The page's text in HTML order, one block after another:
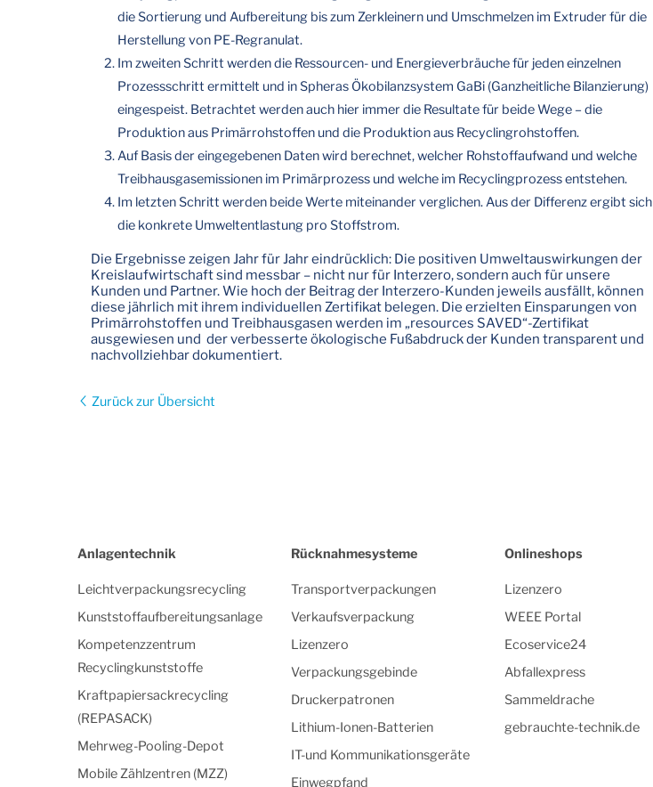
die Sortierung und Aufbereitung bis zum Zerkleinern und Umschmelzen im Extruder für die
Herstellung von PE-Regranulat.
Im zweiten Schritt werden die Ressourcen- und Energieverbräuche für jeden einzelnen
Prozessschritt ermittelt und in Spheras Ökobilanzsystem GaBi (Ganzheitliche Bilanzierung)
eingespeist. Betrachtet werden auch hier immer die Resultate für beide Wege – die
Produktion aus Primärrohstoffen und die Produktion aus Recyclingrohstoffen.
Auf Basis der eingegebenen Daten wird berechnet, welcher Rohstoffaufwand und welche
Treibhausgasemissionen im Primärprozess und welche im Recyclingprozess entstehen.
Im letzten Schritt werden beide Werte miteinander verglichen. Aus der Differenz ergibt sich
die konkrete Umweltentlastung pro Stoffstrom.
Die Ergebnisse zeigen Jahr für Jahr eindrücklich: Die positiven Umweltauswirkungen der
Kreislaufwirtschaft sind messbar – nicht nur für Interzero, sondern auch für unsere
Kunden und Partner. Wie hoch der Beitrag der Interzero-Kunden jeweils ausfällt, können
diese jährlich mit ihrem individuellen Zertifikat belegen. Die erzielten Einsparungen von
Primärrohstoffen und Treibhausgasen werden im „resources SAVED“-Zertifikat
ausgewiesen und der verbesserte ökologische Fußabdruck der Kunden transparent und
nachvollziehbar dokumentiert.
Zurück zur Übersicht
Anlagentechnik
Leichtverpackungsrecycling
Kunststoffaufbereitungsanlage
Kompetenzzentrum
Recyclingkunststoffe
Kraftpapiersackrecycling
(REPASACK)
Mehrweg-Pooling-Depot
Mobile Zählzentren (MZZ)
Rücknahmesysteme
Transportverpackungen
Verkaufsverpackung
Lizenzero
Verpackungsgebinde
Druckerpatronen
Lithium-Ionen-Batterien
IT-und Kommunikationsgeräte
Einwegpfand
Onlineshops
Lizenzero
WEEE Portal
Ecoservice24
Abfallexpress
Sammeldrache
gebrauchte-technik.de